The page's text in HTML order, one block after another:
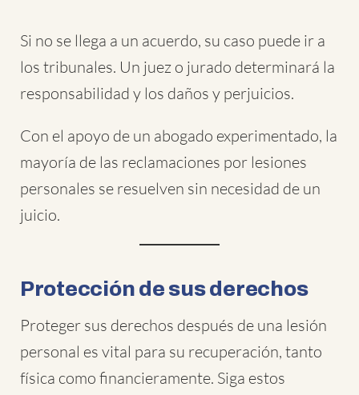
Si no se llega a un acuerdo, su caso puede ir a
los tribunales. Un juez o jurado determinará la
responsabilidad y los daños y perjuicios.
Con el apoyo de un abogado experimentado, la
mayoría de las reclamaciones por lesiones
personales se resuelven sin necesidad de un
juicio.
Protección de sus derechos
Proteger sus derechos después de una lesión
personal es vital para su recuperación, tanto
física como financieramente. Siga estos